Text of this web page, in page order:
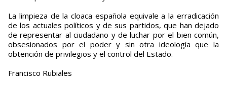
La limpieza de la cloaca española equivale a la erradicación
de los actuales políticos y de sus partidos, que han dejado
de representar al ciudadano y de luchar por el bien común,
obsesionados por el poder y sin otra ideología que la
obtención de privilegios y el control del Estado.
Francisco Rubiales